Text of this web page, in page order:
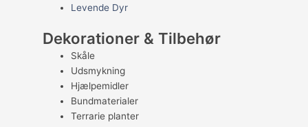
Levende Dyr
Dekorationer & Tilbehør
Skåle
Udsmykning
Hjælpemidler
Bundmaterialer
Terrarie planter